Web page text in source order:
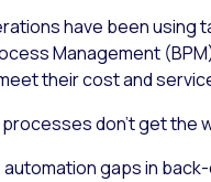
have been using
Management
their cost and
don’t get the
gaps in